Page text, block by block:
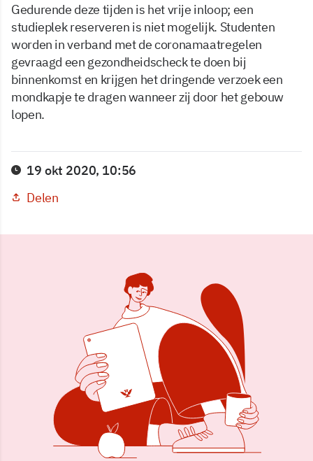
Gedurende deze tijden is het vrije inloop; een
studieplek reserveren is niet mogelijk. Studenten
worden in verband met de coronamaatregelen
gevraagd een gezondheidscheck te doen bij
binnenkomst en krijgen het dringende verzoek een
mondkapje te dragen wanneer zij door het gebouw
lopen.
19 okt 2020, 10:56
Delen